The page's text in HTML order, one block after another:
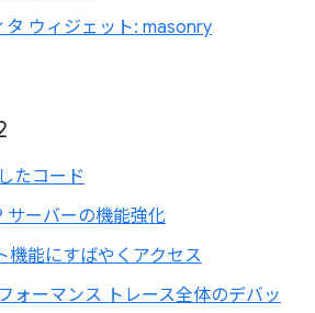
タ ウィジェット: masonry
たコード
サーバーの機能強化
機能にすばやくアクセス
ォーマンス トレース全体のデバッ